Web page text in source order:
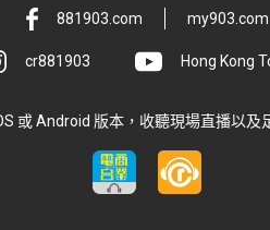
881903.com my903.com
cr881903 Hong Kong
或 Android 版本，收聽現場直播以及